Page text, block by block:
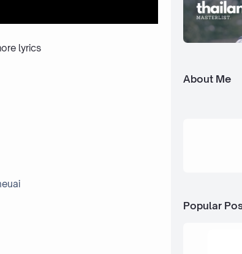
lyrics
About Me
Popular